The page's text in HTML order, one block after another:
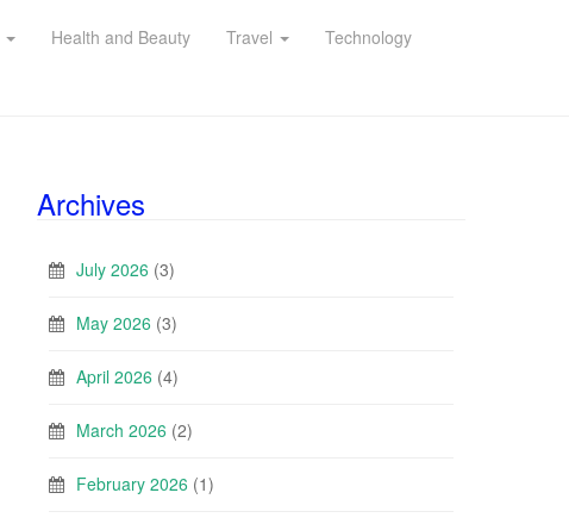
Health and Beauty Travel Technology
Archives
July 2026 (3)
May 2026 (3)
April 2026 (4)
March 2026 (2)
February 2026 (1)